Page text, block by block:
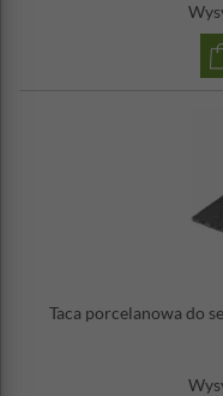
Taca porcelanowa do